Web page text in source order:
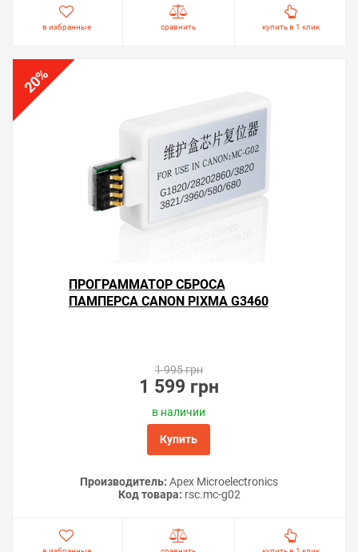
в избранные сравнить купить в 1 клик
20
%
ПРОГРАММАТОР СБРОСА
ПАМПЕРСА CANON PIXMA G3460
1 995 грн
1 599 грн
в наличии
Купить
Производитель: Apex Microelectronics
Код товара: rsс.mc-g02